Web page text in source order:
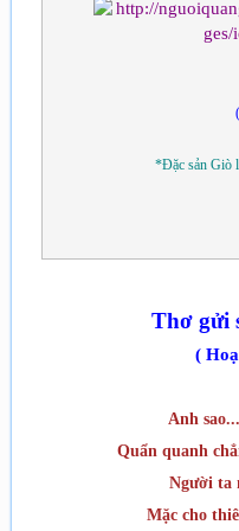
*Đặc sản Giò
Thơ gửi
(
Anh
Quẩn quanh
Người ta
Mặc cho